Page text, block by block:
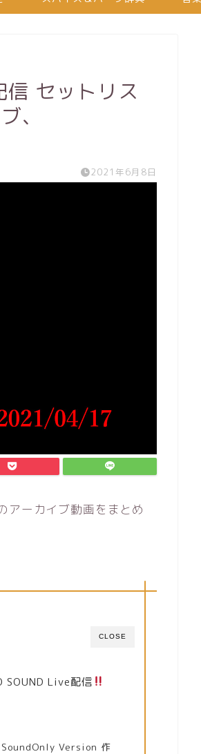
信 セットリス
、
2021年6月8日
アーカイブ動画をまとめ
CLOSE
Live配信
SoundOnly Version 作